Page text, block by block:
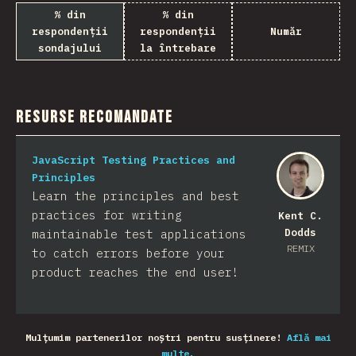
% din
respondenții
sondajului
% din
respondenții
la întrebare
Număr
Resurse recomandate
Kent C.
Dodds
REMIX
JavaScript Testing Practices and
Principles
Learn the principles and best
practices for writing
maintainable test applications
to catch errors before your
product reaches the end user!
Mulțumim partenerilor noștri pentru susținere! Află mai
multe.